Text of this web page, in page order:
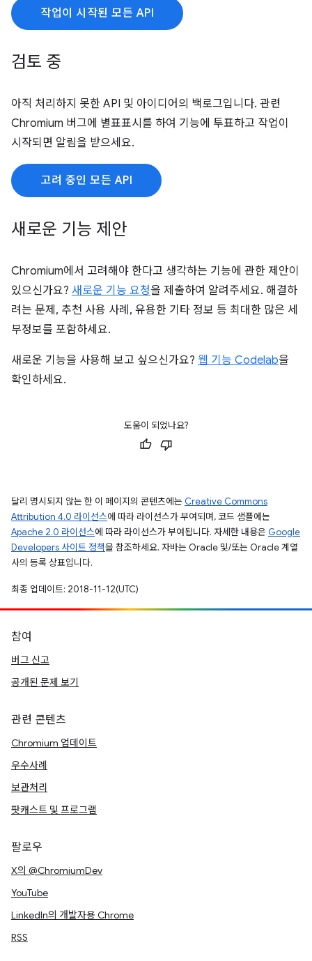
작업이 시작된 모든 API
검토 중
아직 처리하지 못한 API 및 아이디어의 백로그입니다. 관련
Chromium 버그에 별표표시를 하여 기능에 투표하고 작업이
시작되면 알림을 받으세요.
고려 중인 모든 API
새로운 기능 제안
Chromium에서 고려해야 한다고 생각하는 기능에 관한 제안이
있으신가요? 새로운 기능 요청을 제출하여 알려주세요. 해결하
려는 문제, 추천 사용 사례, 유용한 기타 정보 등 최대한 많은 세
부정보를 포함하세요.
새로운 기능을 사용해 보고 싶으신가요? 웹 기능 Codelab을
확인하세요.
도움이 되었나요?
달리 명시되지 않는 한 이 페이지의 콘텐츠에는 Creative Commons
Attribution 4.0 라이선스에 따라 라이선스가 부여되며, 코드 샘플에는
Apache 2.0 라이선스에 따라 라이선스가 부여됩니다. 자세한 내용은 Google
Developers 사이트 정책을 참조하세요. 자바는 Oracle 및/또는 Oracle 계열
사의 등록 상표입니다.
최종 업데이트: 2018-11-12(UTC)
참여
버그 신고
공개된 문제 보기
관련 콘텐츠
Chromium 업데이트
우수사례
보관처리
팟캐스트 및 프로그램
팔로우
X의 @ChromiumDev
YouTube
LinkedIn의 개발자용 Chrome
RSS